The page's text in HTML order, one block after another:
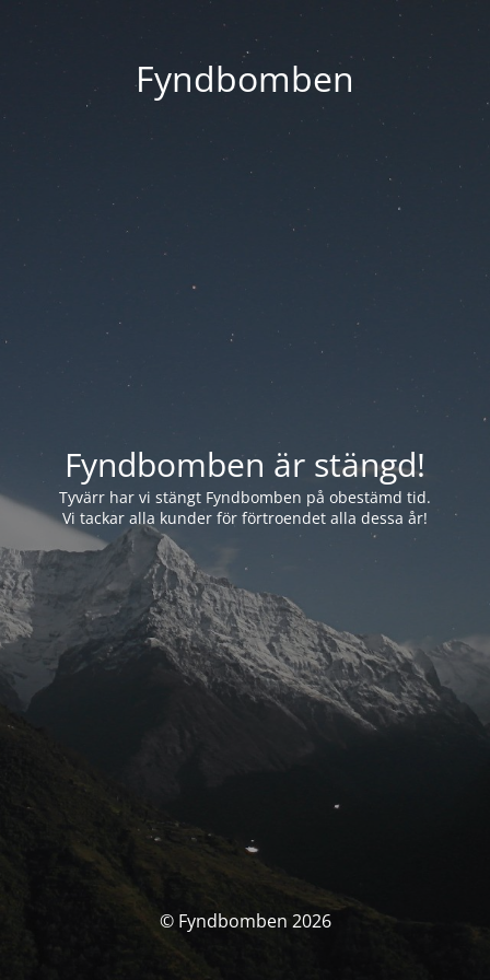
Fyndbomben
Fyndbomben är stängd!
Tyvärr har vi stängt Fyndbomben på obestämd tid.
Vi tackar alla kunder för förtroendet alla dessa år!
© Fyndbomben 2026